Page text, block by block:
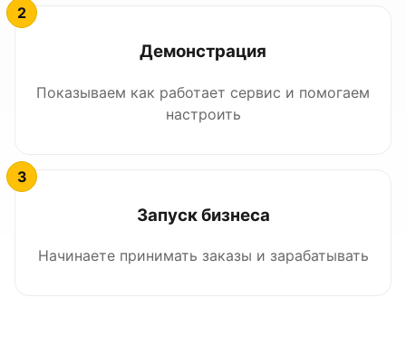
Демонстрация
Показываем как работает сервис и помогаем
настроить
Запуск бизнеса
Начинаете принимать заказы и зарабатывать